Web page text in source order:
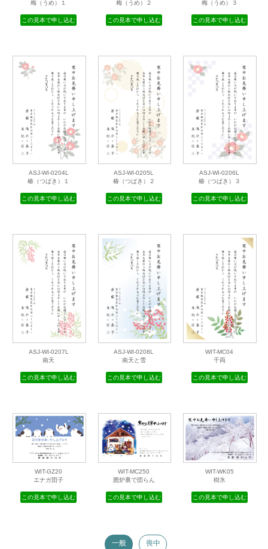
ASJ-WI-0201L
梅（うめ）１
この見本で申し込む
ASJ-WI-0202L
梅（うめ）２
この見本で申し込む
ASJ-WI-0203L
梅（うめ）３
この見本で申し込む
ASJ-WI-0204L
椿（つばき）１
この見本で申し込む
ASJ-WI-0205L
椿（つばき）２
この見本で申し込む
椿（つばき）３
この見本で申し込む
ASJ-WI-0207L
南天
この見本で申し込む
ASJ-WI-0208L
南天と雪
この見本で申し込む
WIT-MC04
千両
この見本で申し込む
WIT-MC250